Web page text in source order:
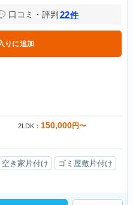
口コミ・評判 22件
りに追加
2LDK 150,000円〜
空き家片付け
ゴミ屋敷片付け